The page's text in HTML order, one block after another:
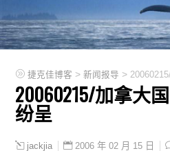
捷克佳博客 >新闻报导 >
20060215/加拿大
纷呈
jackjia 2006 年 02 月 15 日